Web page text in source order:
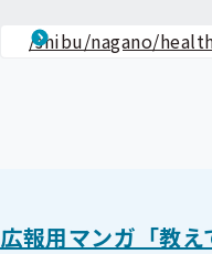
/shibu/nagano/
広報用マンガ「教え